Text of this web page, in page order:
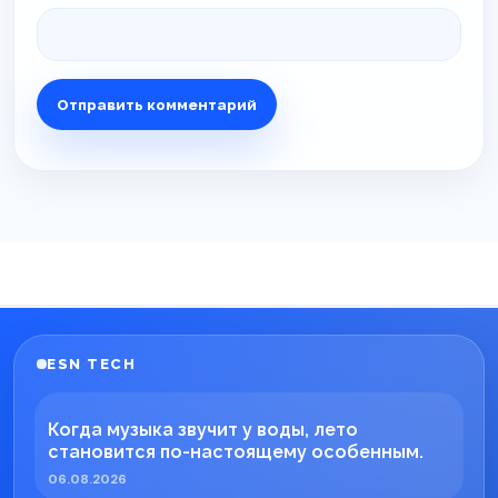
ESN TECH
Когда музыка звучит у воды, лето
становится по-настоящему особенным.
06.08.2026